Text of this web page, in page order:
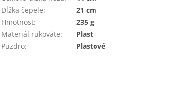
Dĺžka čepele:
21 cm
Hmotnosť:
235 g
Materiál rukoväte:
Plast
Puzdro: Plastové